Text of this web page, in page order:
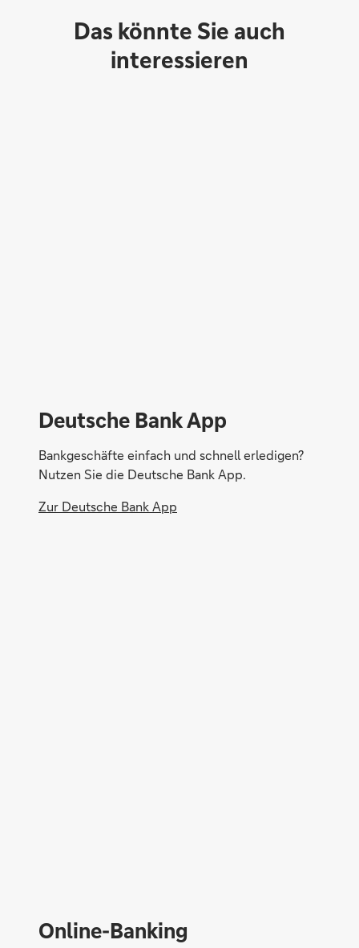
Das könnte Sie auch
interessieren
Deutsche Bank App
Bankgeschäfte einfach und schnell erledigen?
Nutzen Sie die Deutsche Bank App.
Zur Deutsche Bank App
Online-Banking